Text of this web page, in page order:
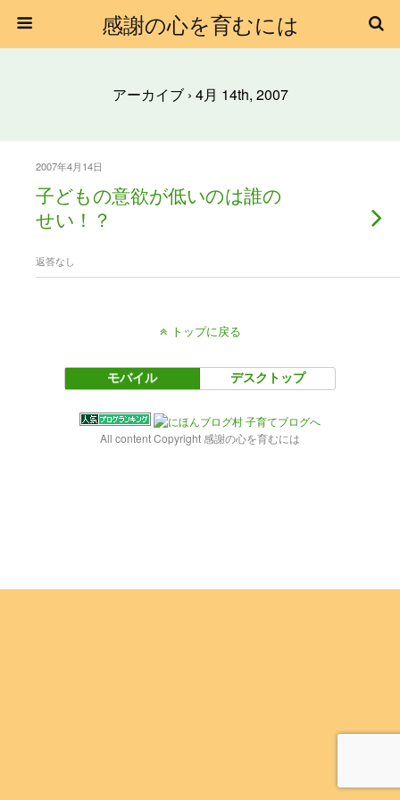
感謝の心を育むには
アーカイブ › 4月 14th, 2007
2007年4月14日
子どもの意欲が低いのは誰の
せい！？
返答なし
トップに戻る
モバイル デスクトップ
All content Copyright 感謝の心を育むには